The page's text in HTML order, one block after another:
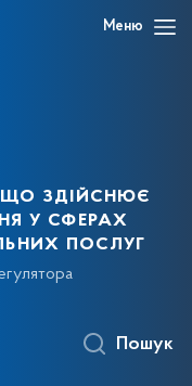
Меню
що здійснює
у сферах
послуг
Пошук